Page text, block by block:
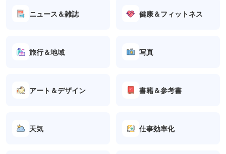
ニュース＆雑誌 健康＆フィットネス
旅行＆地域 写真
アート＆デザイン 書籍＆参考書
天気 仕事効率化